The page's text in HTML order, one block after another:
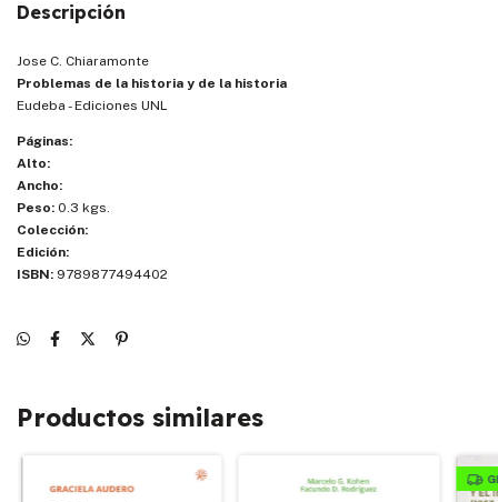
Descripción
Jose C. Chiaramonte
Problemas de la historia y de la historia
Eudeba - Ediciones UNL
Páginas:
Alto:
Ancho:
Peso: 0.3 kgs.
Colección:
Edición:
ISBN: 9789877494402
Productos similares